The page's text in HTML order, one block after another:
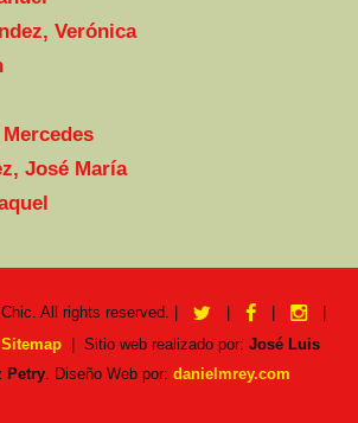
Verónica
José María
. All rights reserved. |
Sitemap Sitio web realizado por: José Luis
Petry. Diseño Web por: danielmrey.com